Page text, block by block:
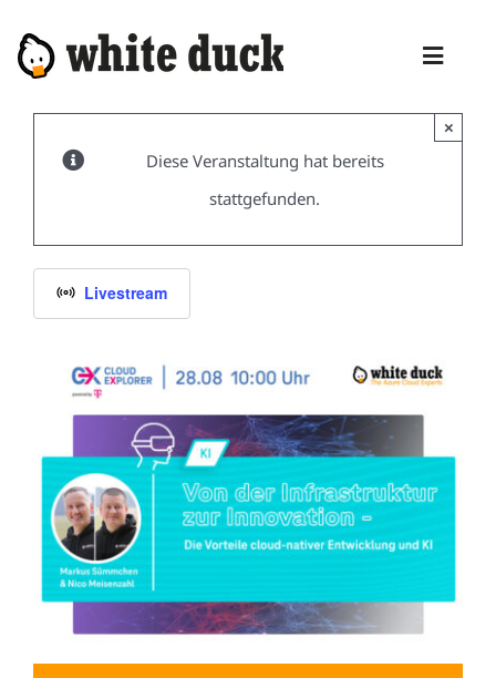
Inhalt
BLOG
ABOUT
Diese Veranstaltung hat bereits
stattgefunden.
×
Livestream